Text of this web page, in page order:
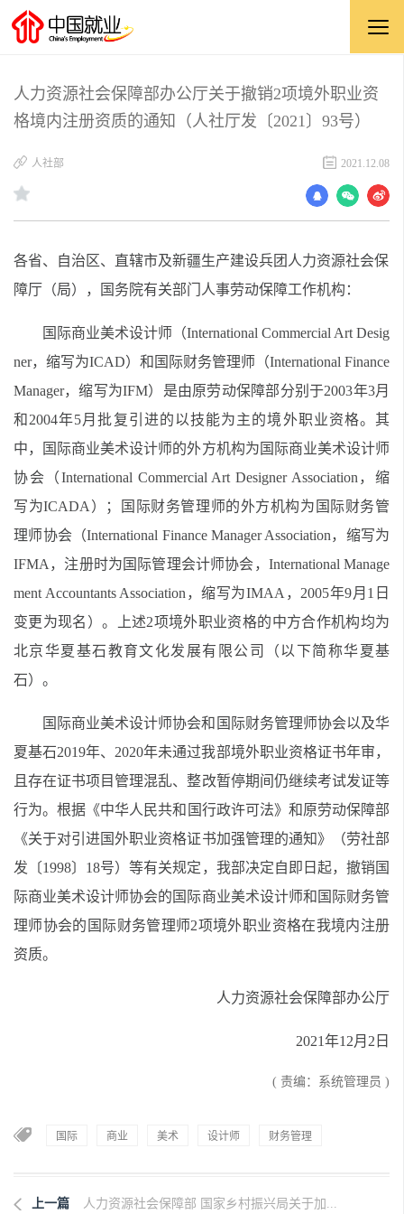
人力资源社会保障部办公厅关于撤销2项境外职业资
格境内注册资质的通知（人社厅发〔2021〕93号）
人社部 2021.12.08
各省、自治区、直辖市及新疆生产建设兵团人力资源社会保
障厅（局）
， 国务院有关部门人事劳动保障工作机构：
国际商业美术设计师（International Commercial Art Desig
ner，缩写为ICAD） 和 国际财务管理师（International Finance
Manager，缩写为IFM）是由原劳动保障部分别 于2003年3月
和 2004年5月批复引进的以技能为主的境外职业资格。其
中，国际商业美术设计师的外方机构为 国际商业美术设计师
协会 （International Commercial Art Designer Association ，缩
写为ICADA ） ；
国际财务管理师的外方机构为国际财务管
理师协会（International Finance Manager Association，缩写为
IFMA ，注册时为 国际管理会计师协会，International Manage
ment Accountants Association ，缩写为IMAA ， 2005年9月1日
变更为现名 ）。 上述2项境外职业资格的中方合作机构均为
北京华夏基石教育文化发展有限公司（以下简称华夏基
石）。
国际商业美术设计师协会和 国际财务管理师协会以 及华
夏基石2019年、2020年未通过我部境外职业资格证书年审，
且存在证书项目管理混乱、整改暂停期间仍继续考试发证等
行为。根据《中华人民共和国行政许可法》 和原劳动保障部
《关于对引进国外职业资格证书加强管理的通知》（劳社部
发〔1998〕18号）等有关规定， 我部决定自 即日 起， 撤销国
际商业美术设计师协会的 国际商业美术设计师和 国际财务管
理师协会的国际财务管理师2项境外职业资格在我境内注册
资质。
人力资源社会保障部办公厅
2021年12月 2 日
( 责编：系统管理员 )
国际 商业 美术 设计师 财务管理
上一篇 人力资源社会保障部 国家乡村振兴局关于加...